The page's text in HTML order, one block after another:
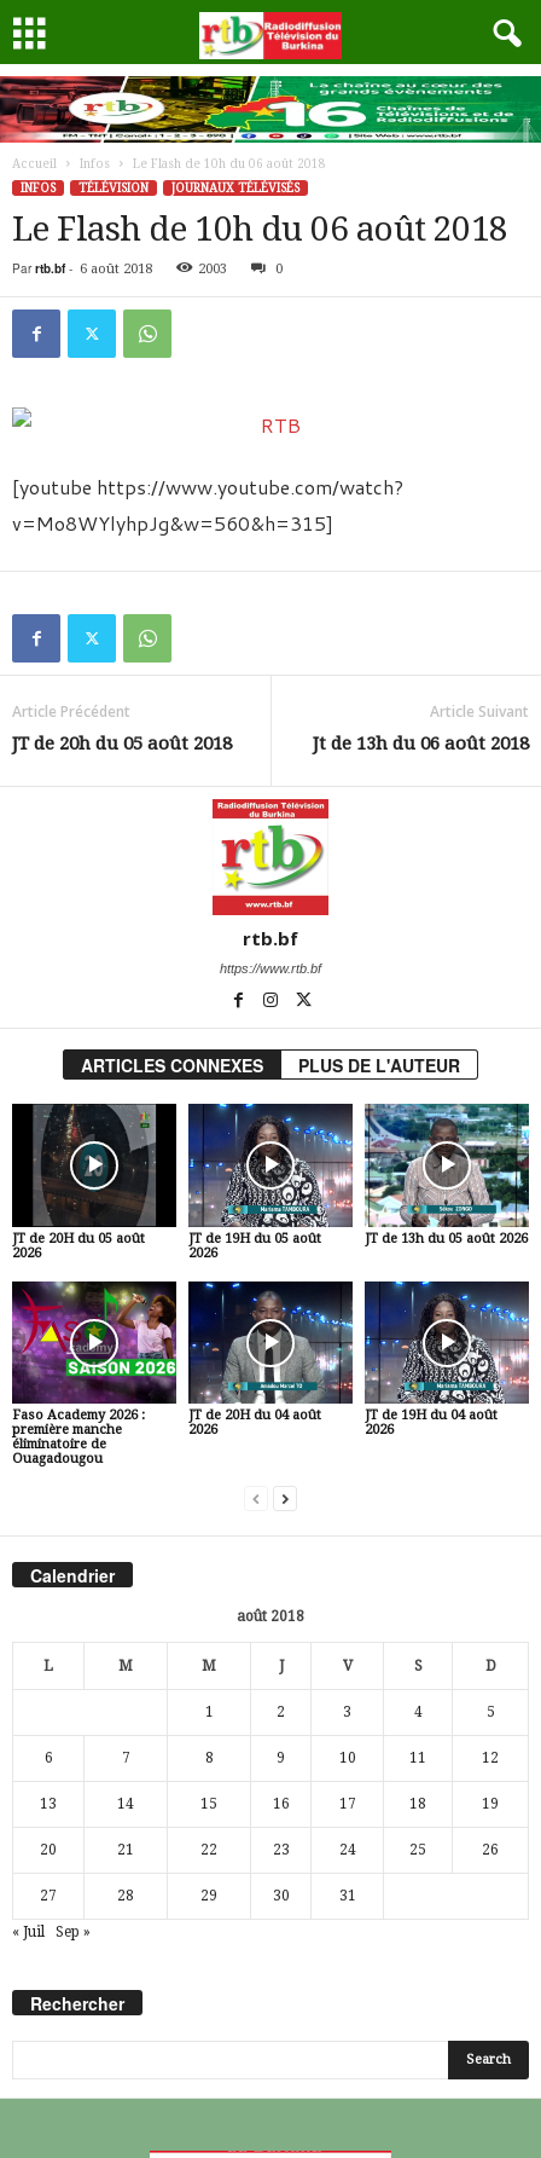
Accueil Infos
Le Flash de 10h du 06 août 2018
INFOS
TÉLÉVISION JOURNAUX TÉLÉVISÉS
Le Flash de 10h du 06 août 2018
Par rtb.bf- 6 août 2018 2003 0
[youtube https://www.youtube.com/watch?
v=Mo8WYlyhpJg&w=560&h=315]
Article Précédent
JT de 20h du 05 août 2018
Article Suivant
Jt de 13h du 06 août 2018
rtb.bf
https://www.rtb.bf
ARTICLES CONNEXES PLUS DE L'AUTEUR
JT de 20H du 05 août
2026
JT de 19H du 05 août
2026
JT de 13h du 05 août 2026
Faso Academy 2026 :
première manche
éliminatoire de
Ouagadougou
JT de 20H du 04 août
2026
JT de 19H du 04 août
2026
Calendrier
août 2018
L M M J V S D
1 2 3 4 5
6 7 8 9 10 11 12
13 14 15 16 17 18 19
20 21 22 23 24 25 26
27 28 29 30 31
« Juil Sep »
Rechercher